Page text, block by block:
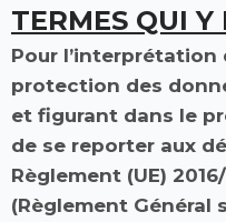
TERMES QUI Y
Pour l’interprétation
protection des
et figurant dans le
de se reporter aux
Règlement (UE)
(Règlement Général